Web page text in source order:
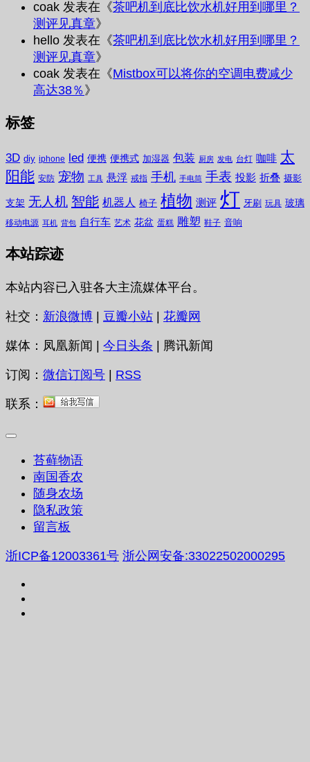
coak 发表在《茶吧机到底比饮水机好用到哪里？
测评见真章》
hello 发表在《茶吧机到底比饮水机好用到哪里？
测评见真章》
coak 发表在《Mistbox可以将你的空调电费减少
高达38％ 》
标签
3D diy iphone led 便携 便携式 加湿器 包装 厨房 发电 台灯 咖啡 太
阳能 安防 宠物 工具 悬浮 戒指 手机 手电筒 手表 投影 折叠 摄影
支架 无人机 智能 机器人 椅子 植物 测评 灯 牙刷 玩具 玻璃
移动电源 耳机 背包 自行车 艺术 花盆 蛋糕 雕塑 鞋子 音响
本站踪迹
本站内容已入驻各大主流媒体平台。
社交： 新浪微博 | 豆瓣小站 | 花瓣网
媒体：凤凰新闻 | 今日头条 | 腾讯新闻
订阅： 微信订阅号 | RSS
联系：
苔藓物语
南国香农
随身农场
隐私政策
留言板
浙ICP备12003361号 浙公网安备:33022502000295